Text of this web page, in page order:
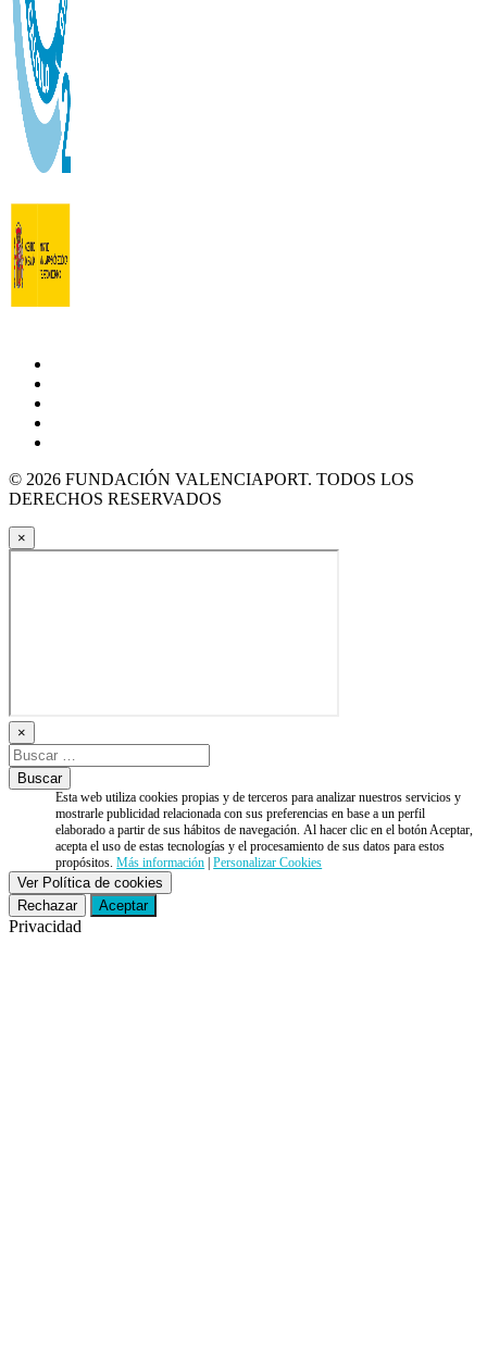
© 2026 FUNDACIÓN VALENCIAPORT. TODOS LOS
DERECHOS RESERVADOS
×
×
Esta web utiliza cookies propias y de terceros para analizar nuestros servicios y
mostrarle publicidad relacionada con sus preferencias en base a un perfil
elaborado a partir de sus hábitos de navegación. Al hacer clic en el botón Aceptar,
acepta el uso de estas tecnologías y el procesamiento de sus datos para estos
propósitos.Más información |Personalizar Cookies
Ver Política de cookies
Rechazar
Aceptar
Privacidad